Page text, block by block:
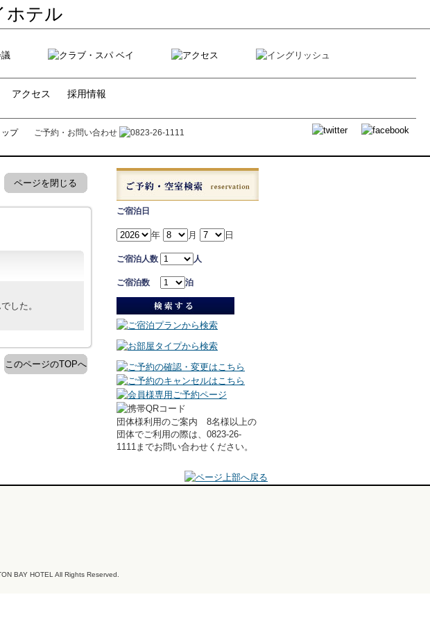
アクセス 採用情報
プ ご予約・お問い合わせ
ページを閉じる
した。
このページのTOPへ
ご宿泊日
年 月 日
ご宿泊人数 人
ご宿泊数 泊
団体様利用のご案内 8名様以上の
団体でご利用の際は、0823-26-
1111までお問い合わせください。
BAY HOTEL All Rights Reserved.